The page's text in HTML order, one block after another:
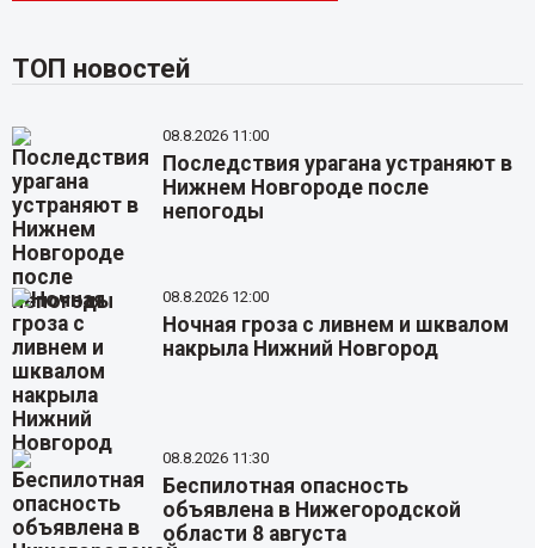
ТОП новостей
08.8.2026 11:00
Последствия урагана устраняют в
Нижнем Новгороде после
непогоды
08.8.2026 12:00
Ночная гроза с ливнем и шквалом
накрыла Нижний Новгород
08.8.2026 11:30
Беспилотная опасность
объявлена в Нижегородской
области 8 августа